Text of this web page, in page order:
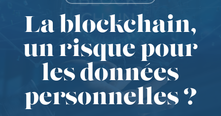
La blockchain,
un risque pour
les données
personnelles ?